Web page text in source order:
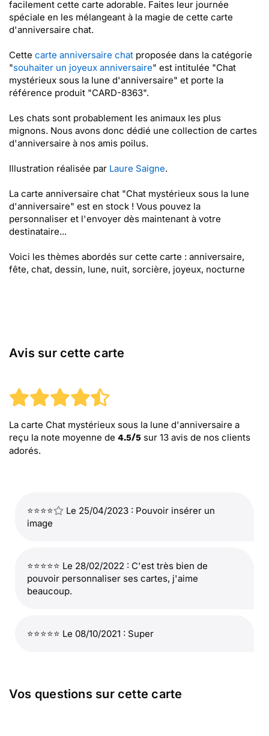
facilement cette carte adorable. Faites leur journée
spéciale en les mélangeant à la magie de cette carte
d'anniversaire chat.
Cette carte anniversaire chat proposée dans la catégorie
"souhaiter un joyeux anniversaire" est intitulée "Chat
mystérieux sous la lune d'anniversaire" et porte la
référence produit "CARD-8363".
Les chats sont probablement les animaux les plus
mignons. Nous avons donc dédié une collection de cartes
d'anniversaire à nos amis poilus.
Illustration réalisée par Laure Saigne.
La carte anniversaire chat "Chat mystérieux sous la lune
d'anniversaire" est en stock ! Vous pouvez la
personnaliser et l'envoyer dès maintenant à votre
destinataire...
Voici les thèmes abordés sur cette carte : anniversaire,
fête, chat, dessin, lune, nuit, sorcière, joyeux, nocturne
Avis sur cette carte
La carte Chat mystérieux sous la lune d'anniversaire a
reçu la note moyenne de 4.5/5 sur 13 avis de nos clients
adorés.
⭐⭐⭐⭐
Le 25/04/2023 : Pouvoir insérer un
image
⭐⭐⭐⭐⭐ Le 28/02/2022 : C'est très bien de
pouvoir personnaliser ses cartes, j'aime
beaucoup.
⭐⭐⭐⭐⭐ Le 08/10/2021 : Super
Vos questions sur cette carte